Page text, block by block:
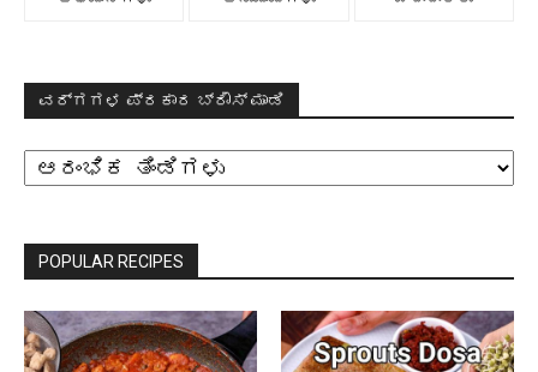
ವರ್ಗಗಳ ಪ್ರಕಾರ ಬ್ರೌಸ್ ಮಾಡಿ
ವರ್ಗಗಳ
ಪ್ರಕಾರ
POPULAR RECIPES